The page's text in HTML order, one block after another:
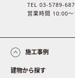
TEL 03-5789-
営業時間 10:00
施工事例
建物から探す